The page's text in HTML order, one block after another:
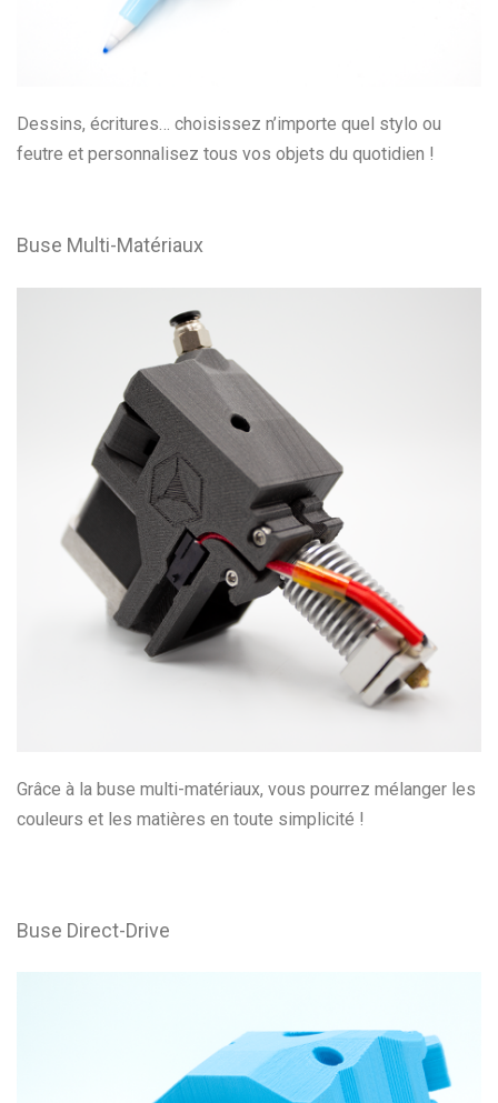
Dessins, écritures… choisissez n’importe quel stylo ou
feutre et personnalisez tous vos objets du quotidien !
Buse Multi-Matériaux
Grâce à la buse multi-matériaux, vous pourrez mélanger les
couleurs et les matières en toute simplicité !
Buse Direct-Drive